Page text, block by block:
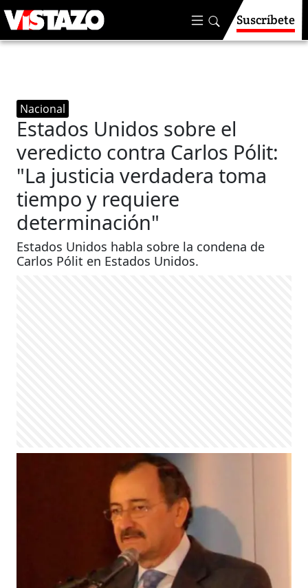
Suscríbete
Nacional
Estados Unidos sobre el
veredicto contra Carlos Pólit:
"La justicia verdadera toma
tiempo y requiere
determinación"
Estados Unidos habla sobre la condena de
Carlos Pólit en Estados Unidos.